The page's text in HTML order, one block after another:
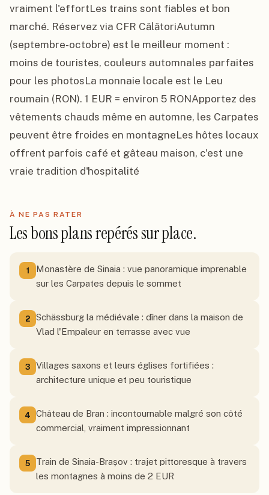
vraiment l'effortLes trains sont fiables et bon
marché. Réservez via CFR CălătoriAutumn
(septembre-octobre) est le meilleur moment :
moins de touristes, couleurs automnales parfaites
pour les photosLa monnaie locale est le Leu
roumain (RON). 1 EUR = environ 5 RONApportez des
vêtements chauds même en automne, les Carpates
peuvent être froides en montagneLes hôtes locaux
offrent parfois café et gâteau maison, c'est une
vraie tradition d'hospitalité
À NE PAS RATER
Les bons plans repérés sur place.
1
Monastère de Sinaia : vue panoramique imprenable
sur les Carpates depuis le sommet
2
Schässburg la médiévale : dîner dans la maison de
Vlad l'Empaleur en terrasse avec vue
3
Villages saxons et leurs églises fortifiées :
architecture unique et peu touristique
4
Château de Bran : incontournable malgré son côté
commercial, vraiment impressionnant
5
Train de Sinaia-Brașov : trajet pittoresque à travers
les montagnes à moins de 2 EUR